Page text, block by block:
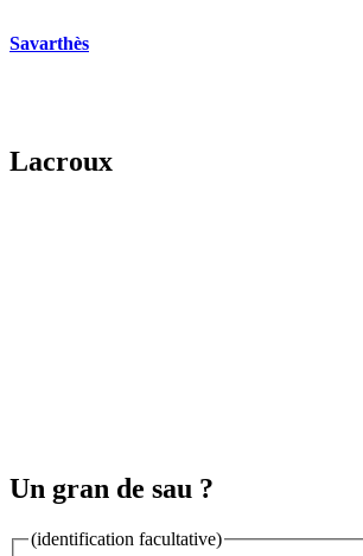
Savarthès
Lacroux
Un gran de sau ?
(identification facultative)